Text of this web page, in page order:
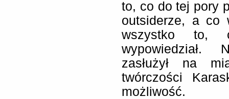
to, co do tej pory
outsiderze, a co
wszystko to,
wypowiedział.
zasłużył na
twórczości
możliwość.